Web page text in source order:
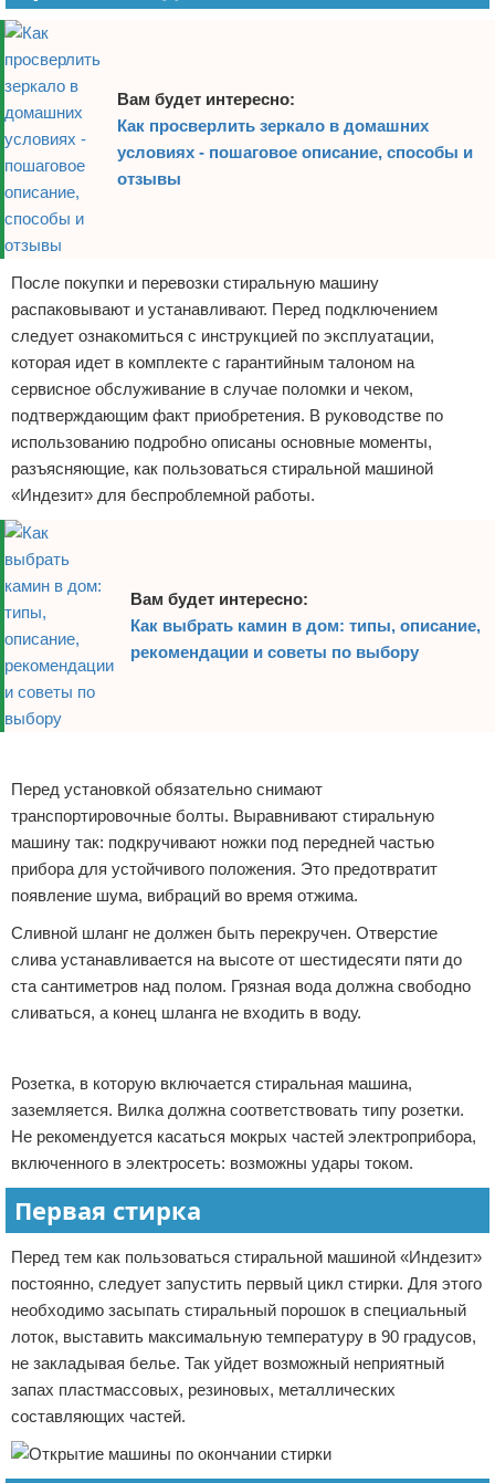
Вам будет интересно:
Как просверлить зеркало в домашних
условиях - пошаговое описание, способы и
отзывы
После покупки и перевозки стиральную машину
распаковывают и устанавливают. Перед подключением
следует ознакомиться с инструкцией по эксплуатации,
которая идет в комплекте с гарантийным талоном на
сервисное обслуживание в случае поломки и чеком,
подтверждающим факт приобретения. В руководстве по
использованию подробно описаны основные моменты,
разъясняющие, как пользоваться стиральной машиной
«Индезит» для беспроблемной работы.
Вам будет интересно:
Как выбрать камин в дом: типы, описание,
рекомендации и советы по выбору
Перед установкой обязательно снимают
транспортировочные болты. Выравнивают стиральную
машину так: подкручивают ножки под передней частью
прибора для устойчивого положения. Это предотвратит
появление шума, вибраций во время отжима.
Сливной шланг не должен быть перекручен. Отверстие
слива устанавливается на высоте от шестидесяти пяти до
ста сантиметров над полом. Грязная вода должна свободно
сливаться, а конец шланга не входить в воду.
Розетка, в которую включается стиральная машина,
заземляется. Вилка должна соответствовать типу розетки.
Не рекомендуется касаться мокрых частей электроприбора,
включенного в электросеть: возможны удары током.
Первая стирка
Перед тем как пользоваться стиральной машиной «Индезит»
постоянно, следует запустить первый цикл стирки. Для этого
необходимо засыпать стиральный порошок в специальный
лоток, выставить максимальную температуру в 90 градусов,
не закладывая белье. Так уйдет возможный неприятный
запах пластмассовых, резиновых, металлических
составляющих частей.